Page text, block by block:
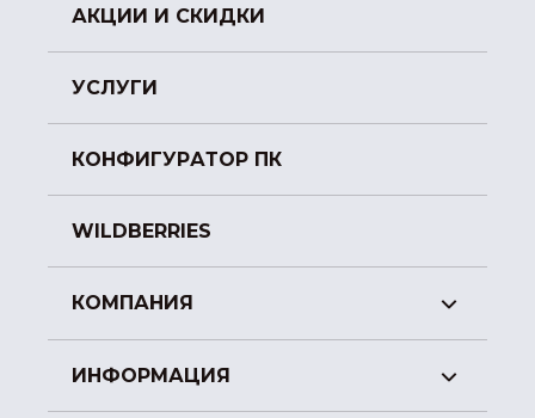
АКЦИИ И СКИДКИ
УСЛУГИ
КОНФИГУРАТОР ПК
WILDBERRIES
КОМПАНИЯ
ИНФОРМАЦИЯ